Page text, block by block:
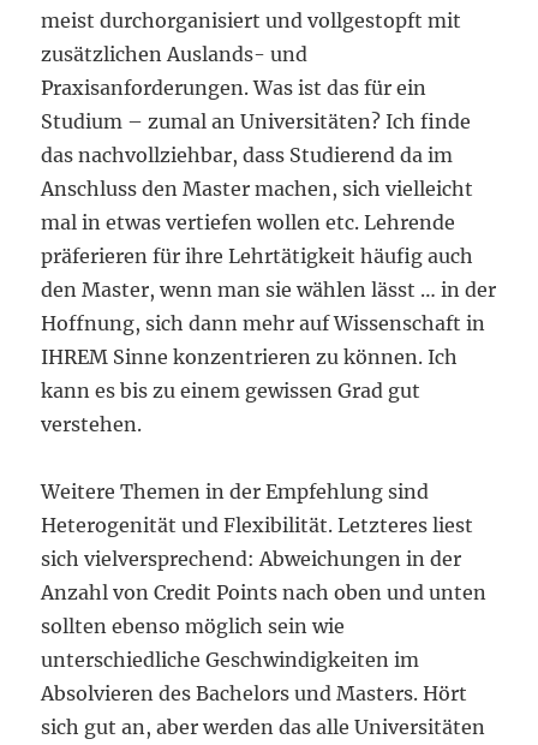
meist durchorganisiert und vollgestopft mit
zusätzlichen Auslands- und
Praxisanforderungen. Was ist das für ein
Studium – zumal an Universitäten? Ich finde
das nachvollziehbar, dass Studierend da im
Anschluss den Master machen, sich vielleicht
mal in etwas vertiefen wollen etc. Lehrende
präferieren für ihre Lehrtätigkeit häufig auch
den Master, wenn man sie wählen lässt … in der
Hoffnung, sich dann mehr auf Wissenschaft in
IHREM Sinne konzentrieren zu können. Ich
kann es bis zu einem gewissen Grad gut
verstehen.
Weitere Themen in der Empfehlung sind
Heterogenität und Flexibilität. Letzteres liest
sich vielversprechend: Abweichungen in der
Anzahl von Credit Points nach oben und unten
sollten ebenso möglich sein wie
unterschiedliche Geschwindigkeiten im
Absolvieren des Bachelors und Masters. Hört
sich gut an, aber werden das alle Universitäten